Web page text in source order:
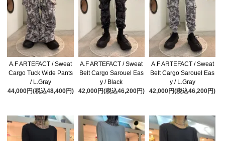
A.F ARTEFACT / Sweat
Cargo Tuck Wide Pants
/ L.Gray
44,000円(税込48,400円)
A.F ARTEFACT / Sweat
Belt Cargo Sarouel Eas
y / Black
42,000円(税込46,200円)
A.F ARTEFACT / Sweat
Belt Cargo Sarouel Eas
y / L.Gray
42,000円(税込46,200円)